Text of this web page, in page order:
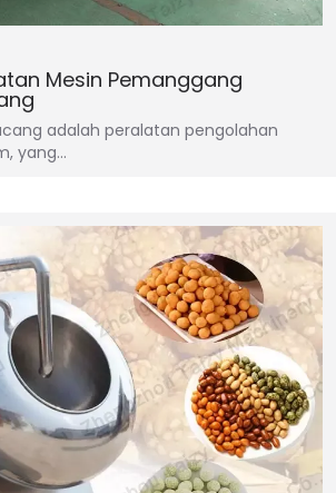
Mesin Pemanggang
adalah peralatan pengolahan
yang…